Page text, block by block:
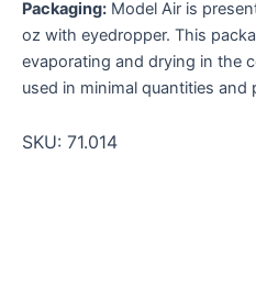
Packaging: Model Air is
oz with eyedropper. This
evaporating and drying in the
used in minimal quantities and
SKU: 71.014